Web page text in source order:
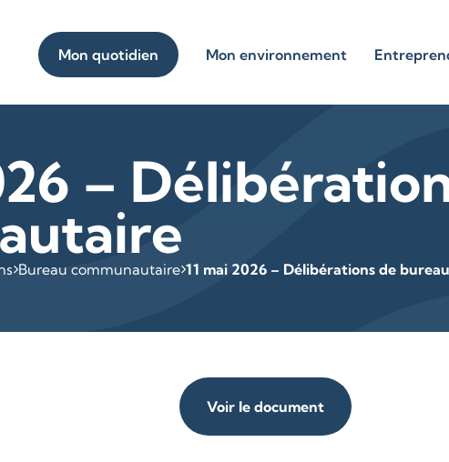
Mon quotidien Mon environnement
–
Bureau communautaire 11 mai 2026 – Délibérations de
Voir le document